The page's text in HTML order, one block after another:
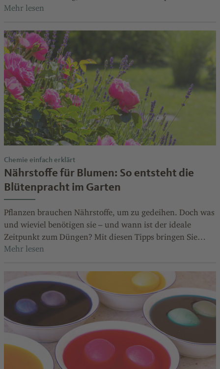
Chemie einfach erklärt
Nährstoffe für Blumen: So entsteht die
Blütenpracht im Garten
Pflanzen brauchen Nährstoffe, um zu gedeihen. Doch was
und wieviel benötigen sie – und wann ist der ideale
Zeitpunkt zum Düngen? Mit diesen Tipps bringen Sie
Ihren Garten zum Blühen.